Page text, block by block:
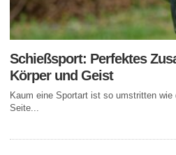
Schießsport: Perfektes
Körper und Geist
Kaum eine Sportart ist so umstritten
Seite...